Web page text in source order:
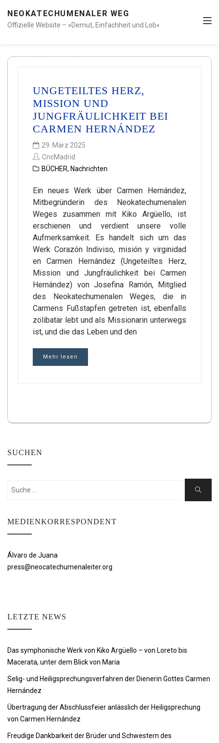
NEOKATECHUMENALER WEG
Offizielle Website – »Demut, Einfachheit und Lob«
UNGETEILTES HERZ,
MISSION UND
JUNGFRÄULICHKEIT BEI
CARMEN HERNÁNDEZ
29. März 2025
CncMadrid
BÜCHER, Nachrichten
Ein neues Werk über Carmen Hernández,
Mitbegründerin des Neokatechumenalen
Weges zusammen mit Kiko Argüello, ist
erschienen und verdient unsere volle
Aufmerksamkeit. Es handelt sich um das
Werk Corazón Indiviso, misión y virginidad
en Carmen Hernández (Ungeteiltes Herz,
Mission und Jungfräulichkeit bei Carmen
Hernández) von Josefina Ramón, Mitglied
des Neokatechumenalen Weges, die in
Carmens Fußstapfen getreten ist, ebenfalls
zölibatär lebt und als Missionarin unterwegs
ist, und die das Leben und den
Mehr lesen
SUCHEN
Suchen
Suche
MEDIENKORRESPONDENT
Álvaro de Juana
press@neocatechumenaleiter.org
LETZTE NEWS
Das symphonische Werk von Kiko Argüello – von Loreto bis
Macerata, unter dem Blick von Maria
Selig- und Heiligsprechungsverfahren der Dienerin Gottes Carmen
Hernández
Übertragung der Abschlussfeier anlässlich der Heiligsprechung
von Carmen Hernández
Freudige Dankbarkeit der Brüder und Schwestern des